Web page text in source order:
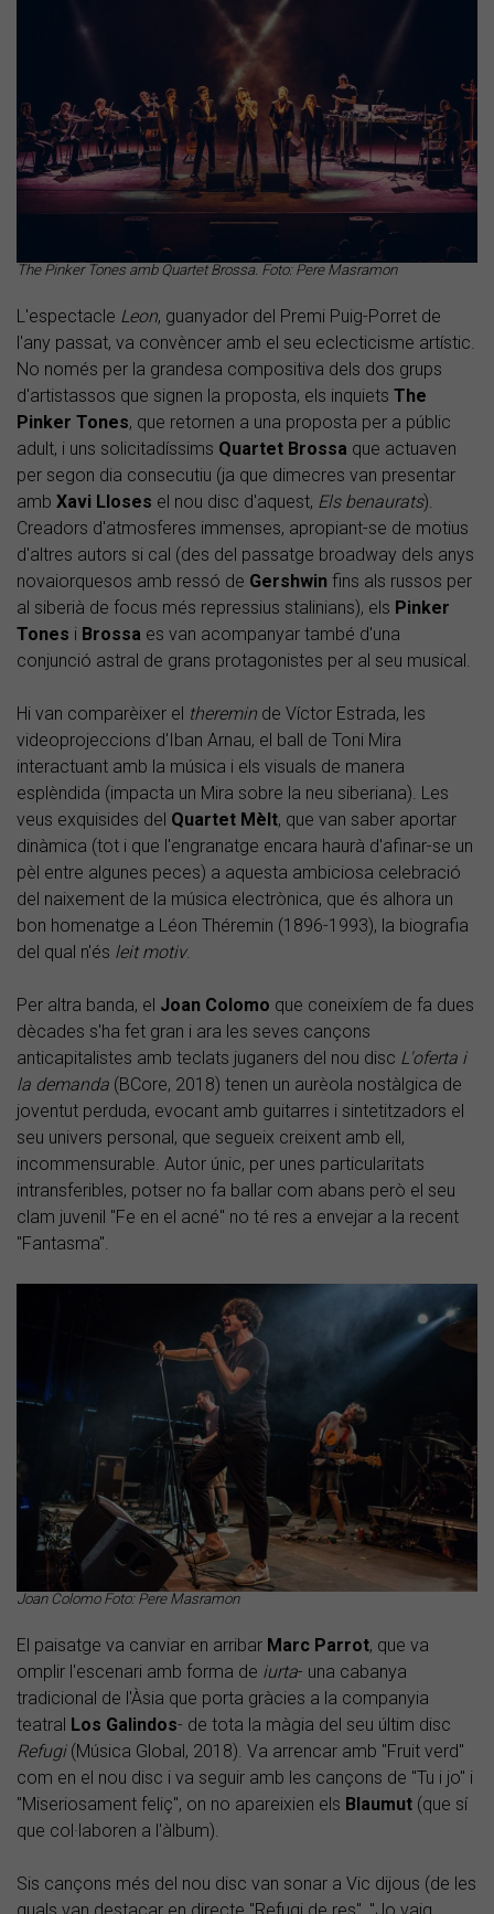
The Pinker Tones amb Quartet Brossa. Foto: Pere Masramon
L'espectacle Leon, guanyador del Premi Puig-Porret de
l'any passat, va convèncer amb el seu eclecticisme artístic.
No només per la grandesa compositiva dels dos grups
d'artistassos que signen la proposta, els inquiets The
Pinker Tones, que retornen a una proposta per a públic
adult, i uns solicitadíssims Quartet Brossa que actuaven
per segon dia consecutiu (ja que dimecres van presentar
amb Xavi Lloses el nou disc d'aquest, Els benaurats).
Creadors d'atmosferes immenses, apropiant-se de motius
d'altres autors si cal (des del passatge broadway dels anys
novaiorquesos amb ressó de Gershwin fins als russos per
al siberià de focus més repressius stalinians), els Pinker
Tones i Brossa es van acompanyar també d'una
conjunció astral de grans protagonistes per al seu musical.
Hi van comparèixer el theremin de Víctor Estrada, les
videoprojeccions d'Iban Arnau, el ball de Toni Mira
interactuant amb la música i els visuals de manera
esplèndida (impacta un Mira sobre la neu siberiana). Les
veus exquisides del Quartet Mèlt, que van saber aportar
dinàmica (tot i que l'engranatge encara haurà d'afinar-se un
pèl entre algunes peces) a aquesta ambiciosa celebració
del naixement de la música electrònica, que és alhora un
bon homenatge a Léon Théremin (1896-1993), la biografia
del qual n'és leit motiv.
Per altra banda, el Joan Colomo que coneixíem de fa dues
dècades s'ha fet gran i ara les seves cançons
anticapitalistes amb teclats juganers del nou disc L'oferta i
la demanda (BCore, 2018) tenen un aurèola nostàlgica de
joventut perduda, evocant amb guitarres i sintetitzadors el
seu univers personal, que segueix creixent amb ell,
incommensurable. Autor únic, per unes particularitats
intransferibles, potser no fa ballar com abans però el seu
clam juvenil "Fe en el acné" no té res a envejar a la recent
"Fantasma".
Joan Colomo Foto: Pere Masramon
El paisatge va canviar en arribar Marc Parrot, que va
omplir l'escenari amb forma de iurta- una cabanya
tradicional de l'Àsia que porta gràcies a la companyia
teatral Los Galindos- de tota la màgia del seu últim disc
Refugi(Música Global, 2018). Va arrencar amb "Fruit verd"
com en el nou disc i va seguir amb les cançons de "Tu i jo" i
"Miseriosament feliç", on no apareixien els Blaumut (que sí
que col·laboren a l'àlbum).
Sis cançons més del nou disc van sonar a Vic dijous (de les
quals van destacar en directe "Refugi de res", "Jo vaig